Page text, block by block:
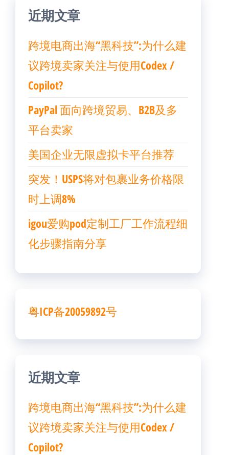
近期文章
跨境电商出海“黑科技”:为什么建
议跨境卖家关注与使用Codex /
Copilot?
PayPal 面向跨境贸易、B2B及多
平台卖家
美国企业无限虚拟卡平台推荐
突发！USPS将对包裹业务价格限
时上调8%
igou爱购pod定制工厂工作流程细
化步骤指南分享
粤ICP备20059892号
近期文章
跨境电商出海“黑科技”:为什么建
议跨境卖家关注与使用Codex /
Copilot?